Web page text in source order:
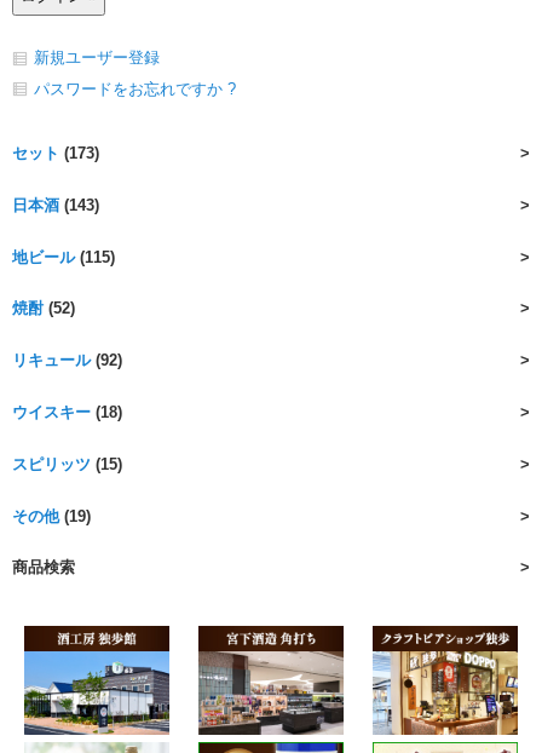
新規ユーザー登録
パスワードをお忘れですか ?
セット (173)
日本酒 (143)
地ビール(115)
焼酎(52)
リキュール(92)
ウイスキー (18)
スピリッツ (15)
その他(19)
商品検索